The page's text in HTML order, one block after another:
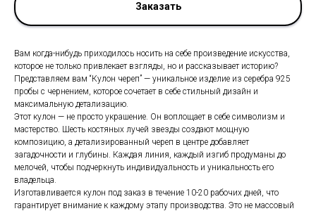
Заказать
Вам когда-нибудь приходилось носить на себе произведение искусства,
которое не только привлекает взгляды, но и рассказывает историю?
Представляем вам “Кулон череп” — уникальное изделие из серебра 925
пробы с чернением, которое сочетает в себе стильный дизайн и
максимальную детализацию.
Этот кулон — не просто украшение. Он воплощает в себе символизм и
мастерство. Шесть костяных лучей звезды создают мощную
композицию, а детализированный череп в центре добавляет
загадочности и глубины. Каждая линия, каждый изгиб продуманы до
мелочей, чтобы подчеркнуть индивидуальность и уникальность его
владельца.
Изготавливается кулон под заказ в течение 10-20 рабочих дней, что
гарантирует внимание к каждому этапу производства. Это не массовый